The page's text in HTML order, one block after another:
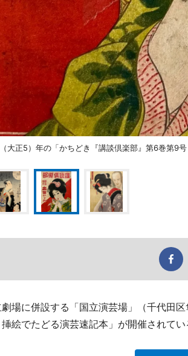
大正5）年の「かちどき『講談倶楽部』第6巻第9
場に併設する「国立演芸場」（千代田
絵でたどる演芸速記本」が開催されてい